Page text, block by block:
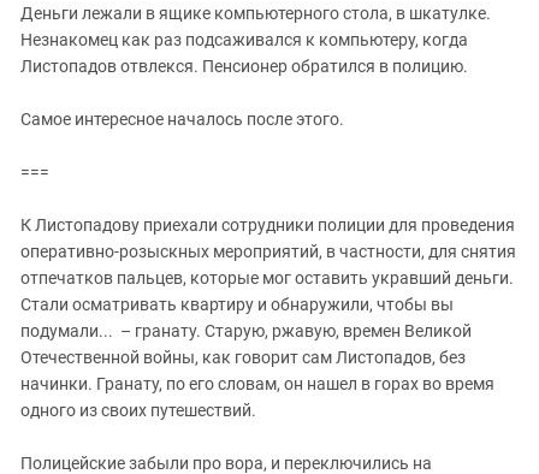
Деньги лежали в ящике компьютерного стола, в шкатулке.
Незнакомец как раз подсаживался к компьютеру, когда
Листопадов отвлекся. Пенсионер обратился в полицию.
Самое интересное началось после этого.
===
К Листопадову приехали сотрудники полиции для проведения
оперативно-розыскных мероприятий, в частности, для снятия
отпечатков пальцев, которые мог оставить укравший деньги.
Стали осматривать квартиру и обнаружили, чтобы вы
подумали... – гранату. Старую, ржавую, времен Великой
Отечественной войны, как говорит сам Листопадов, без
начинки. Гранату, по его словам, он нашел в горах во время
одного из своих путешествий.
Полицейские забыли про вора, и переключились на